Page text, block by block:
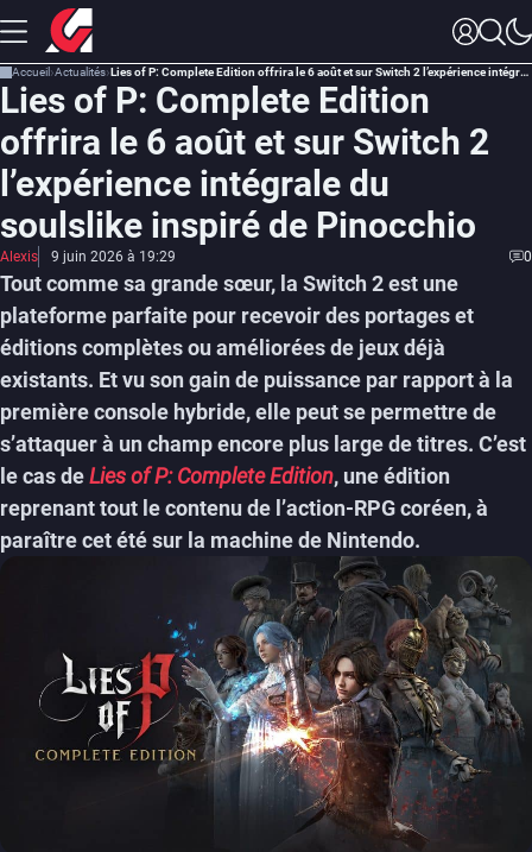
Accueil Actualités Lies of P: Complete Edition offrira le 6 août et sur Switch 2 l’expérience intégrale du soulslike inspiré de Pinocchio
Lies of P: Complete Edition
offrira le 6 août et sur Switch 2
l’expérience intégrale du
soulslike inspiré de Pinocchio
Alexis 9 juin 2026 à 19:29 0
Tout comme sa grande sœur, la Switch 2 est une
plateforme parfaite pour recevoir des portages et
éditions complètes ou améliorées de jeux déjà
existants. Et vu son gain de puissance par rapport à la
première console hybride, elle peut se permettre de
s’attaquer à un champ encore plus large de titres. C’est
le cas deLies of P: Complete Edition, une édition
reprenant tout le contenu de l’action-RPG coréen, à
paraître cet été sur la machine de Nintendo.